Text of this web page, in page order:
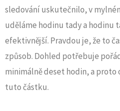
sledování uskutečnilo, v
uděláme hodinu tady a hodinu
efektivnější. Pravdou je, že to
způsob. Dohled potřebuje
minimálně deset hodin, a proto
tuto částku.